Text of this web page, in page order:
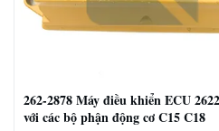
262-2878 Máy điều khiển ECU
với các bộ phận động cơ C15 C18